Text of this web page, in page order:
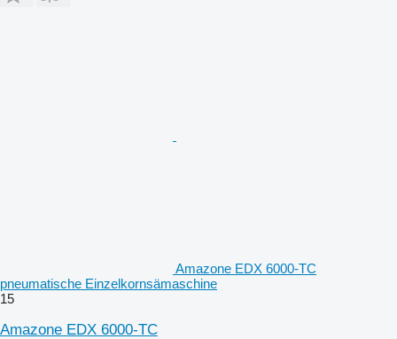
Amazone EDX 6000-TC
pneumatische Einzelkornsämaschine
15
Amazone EDX 6000-TC